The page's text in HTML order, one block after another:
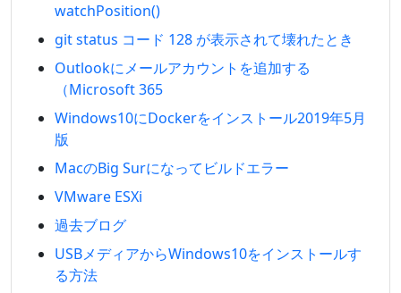
watchPosition()
git status コード 128 が表示されて壊れたとき
Outlookにメールアカウントを追加する
（Microsoft 365
Windows10にDockerをインストール2019年5月
版
MacのBig Surになってビルドエラー
VMware ESXi
過去ブログ
USBメディアからWindows10をインストールす
る方法